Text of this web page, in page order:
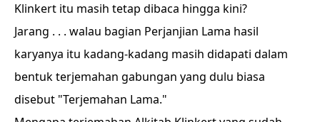
Klinkert itu masih tetap dibaca hingga kini?
Jarang . . . walau bagian Perjanjian Lama hasil
karyanya itu kadang-kadang masih didapati dalam
bentuk terjemahan gabungan yang dulu biasa
disebut "Terjemahan Lama."